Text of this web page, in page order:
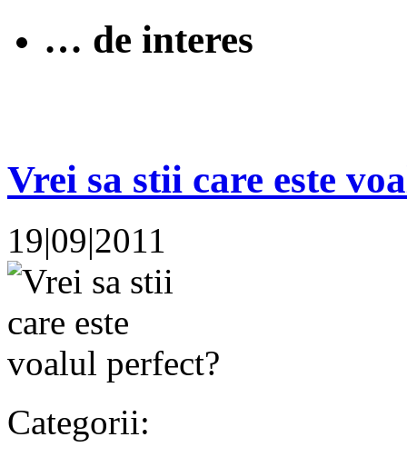
… de interes
Vrei sa stii care este
19|09|2011
Categorii: